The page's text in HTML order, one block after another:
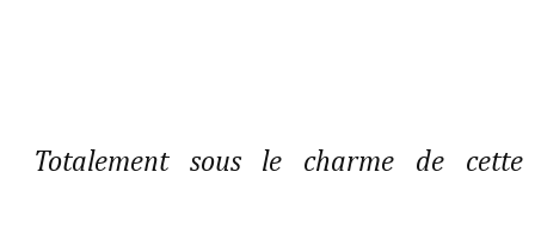
Totalement sous le charme de cette